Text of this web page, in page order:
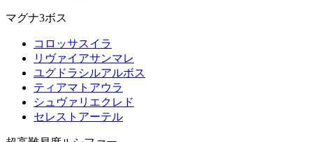
マグナ3ボス
コロッサスイラ
リヴァイアサンマレ
ユグドラシルアルボス
ティアマトアウラ
シュヴァリエクレド
セレストアーテル